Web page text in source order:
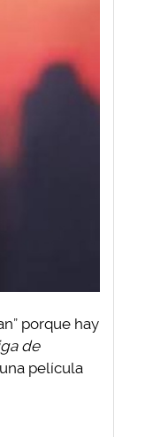
porque hay
de
película